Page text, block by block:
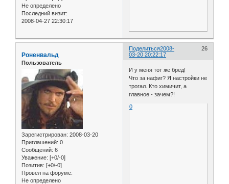
Не определено
Последний визит:
2008-04-27 22:30:17
Поделиться 26
2008-
03-20 20:22:17
Роненвальд
Пользователь
Зарегистрирован: 2008-03-20
Приглашений: 0
Сообщений: 6
Уважение: [+0/-0]
Позитив: [+0/-0]
Провел на форуме:
Не определено
И у меня тот же бред!
Что за нафиг? Я настройки не
трогал. Кто химичит, а
главное - зачем?!
0